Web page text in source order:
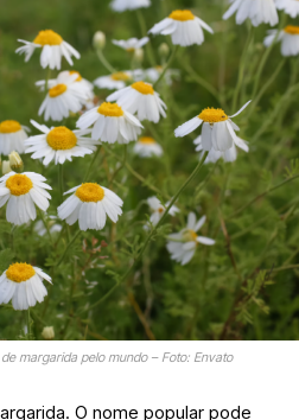
margarida pelo mundo – Foto: Envato
O nome popular pode